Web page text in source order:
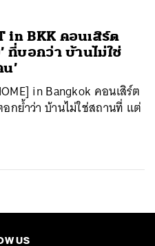
in BKK คอนเสิร์ต
ที่บอกว่า บ้านไม่ใช่
’
in Bangkok คอนเสิร์ต
กย้ำว่า บ้านไม่ใช่สถานที่ แต่
US